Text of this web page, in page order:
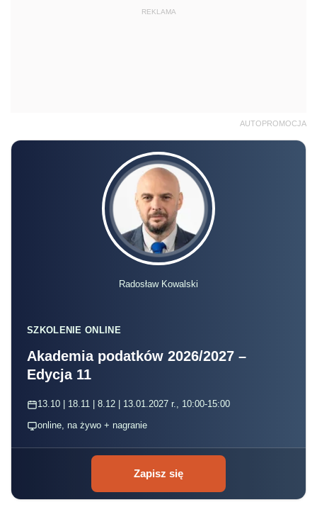
REKLAMA
AUTOPROMOCJA
Radosław Kowalski
SZKOLENIE ONLINE
Akademia podatków 2026/2027 –
Edycja 11
13.10 | 18.11 | 8.12 | 13.01.2027 r., 10:00-15:00
online, na żywo + nagranie
Zapisz się